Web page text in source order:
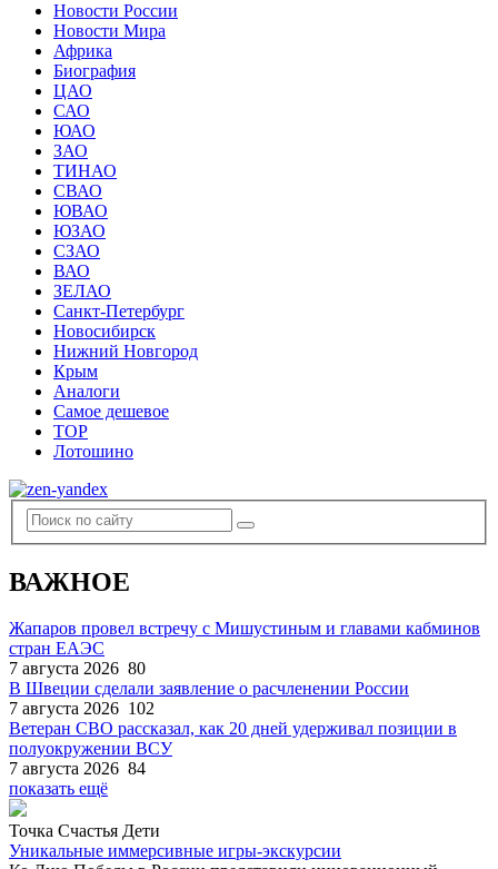
Новости России
Новости Мира
Африка
Биография
ЦАО
САО
ЮАО
ЗАО
ТИНАО
СВАО
ЮВАО
ЮЗАО
СЗАО
ВАО
ЗЕЛАО
Санкт-Петербург
Новосибирск
Нижний Новгород
Крым
Аналоги
Самое дешевое
TOP
Лотошино
ВАЖНОЕ
Жапаров провел встречу с Мишустиным и главами кабминов
стран ЕАЭС
7 августа 2026 80
В Швеции сделали заявление о расчленении России
7 августа 2026 102
Ветеран СВО рассказал, как 20 дней удерживал позиции в
полуокружении ВСУ
7 августа 2026 84
показать ещё
Точка Счастья Дети
Уникальные иммерсивные игры-экскурсии